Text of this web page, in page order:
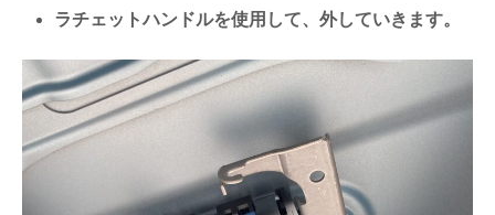
ラチェットハンドルを使用して、外していきます。